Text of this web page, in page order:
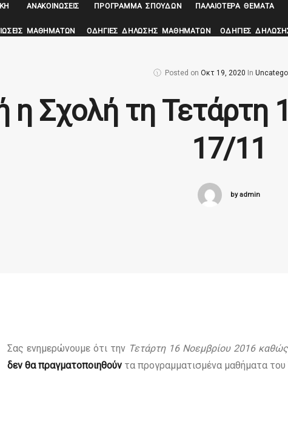
ΑΝΑΚΟΙΝΏΣΕΙΣ ΠΡΌΓΡΑΜΜΑ ΣΠΟΥΔΏΝ ΠΑΛΑΙΌΤΕΡΑ ΘΈΜΑΤΑ
ΜΑΘΗΜΆΤΩΝ ΟΔΗΓΊΕΣ ΔΉΛΩΣΗΣ ΜΑΘΗΜΆΤΩΝ ΟΔΗΓΊΕΣ
Posted on Οκτ 19, 2020 In
η Σχολή τη Τετάρτη
17/11
by admin
Σας ενημερώνουμε ότι την Τετάρτη 16 Νοεμβρίου 2016
δεν θα πραγματοποιηθούν τα προγραμματισμένα μαθήματα